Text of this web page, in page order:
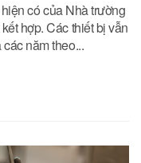
có của Nhà trường
hợp. Các thiết bị vẫn
năm theo...